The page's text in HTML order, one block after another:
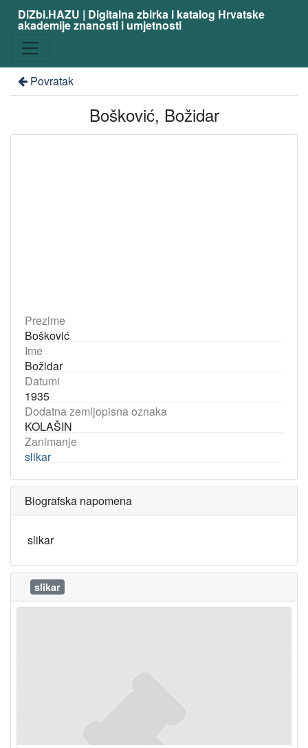
DiZbi.HAZU | Digitalna zbirka i katalog Hrvatske
akademije znanosti i umjetnosti
Povratak
Bošković, Božidar
Prezime
Bošković
Ime
Božidar
Datumi
1935
Dodatna zemljopisna oznaka
KOLAŠIN
Zanimanje
slikar
Biografska napomena
slikar
slikar